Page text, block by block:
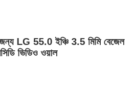
জন্য LG 55.0 ইঞ্চি 3.5 মিমি বেজেল
ভিডিও ওয়াল